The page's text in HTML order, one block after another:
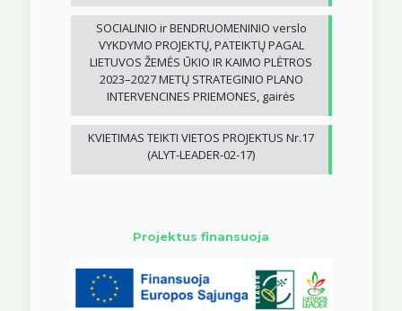
SOCIALINIO ir BENDRUOMENINIO verslo
VYKDYMO PROJEKTŲ, PATEIKTŲ PAGAL
LIETUVOS ŽEMĖS ŪKIO IR KAIMO PLĖTROS
2023–2027 METŲ STRATEGINIO PLANO
INTERVENCINES PRIEMONES, gairės
KVIETIMAS TEIKTI VIETOS PROJEKTUS Nr.17
(ALYT-LEADER-02-17)
Projektus finansuoja